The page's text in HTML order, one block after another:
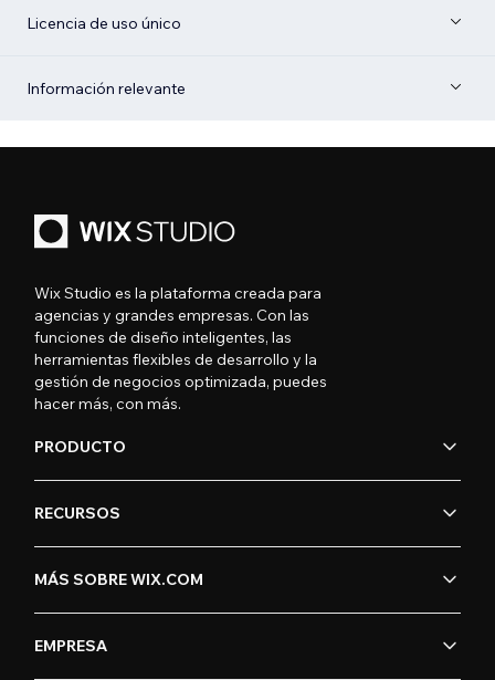
Licencia de uso único
Información relevante
Wix Studio es la plataforma creada para
agencias y grandes empresas. Con las
funciones de diseño inteligentes, las
herramientas flexibles de desarrollo y la
gestión de negocios optimizada, puedes
hacer más, con más.
PRODUCTO
RECURSOS
MÁS SOBRE WIX.COM
EMPRESA